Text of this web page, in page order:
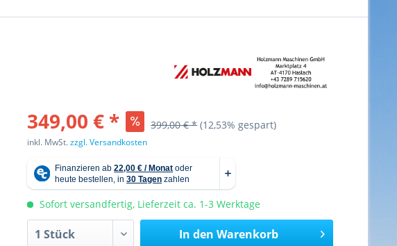
349,00 € * 399,00 € * (12,53% gespart)
inkl. MwSt.zzgl. Versandkosten
Sofort versandfertig, Lieferzeit ca. 1-3 Werktage
In den Warenkorb